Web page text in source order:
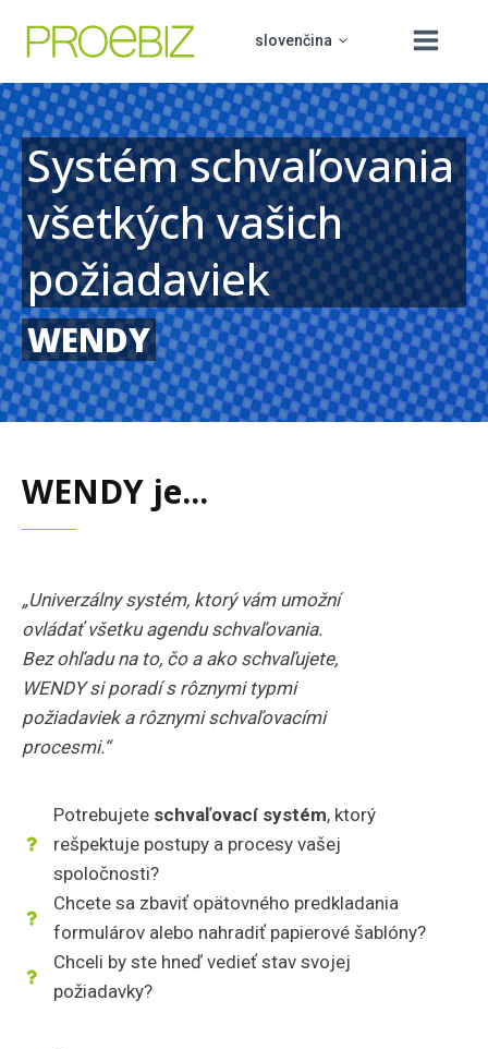
slovenčina
čeština
english
polski
hrvatski
O nás
Produkty
Vzdělávání
PROCUREMENT BOARD
Podpora
Kontakt
Systém schvaľovania
všetkých vašich
požiadaviek
WENDY
WENDY je...
„Univerzálny systém, ktorý vám umožní
ovládať všetku agendu schvaľovania.
Bez ohľadu na to, čo a ako schvaľujete,
WENDY si poradí s rôznymi typmi
požiadaviek a rôznymi schvaľovacími
procesmi.“
Potrebujete schvaľovací systém, ktorý
rešpektuje postupy a procesy vašej
spoločnosti?
Chcete sa zbaviť opätovného predkladania
formulárov alebo nahradiť papierové šablóny?
Chceli by ste hneď vedieť stav svojej
požiadavky?